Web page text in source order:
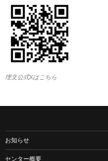
埋文公式Xはこちら
お知らせ
センター概要